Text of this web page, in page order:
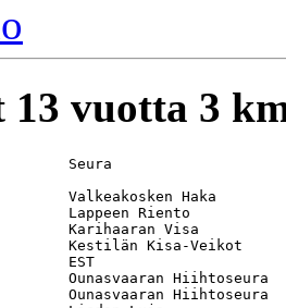
13 vuotta 3
Seura
Valkeakosken Haka
Lappeen Riento
Karihaaran Visa
Kestilän Kisa-Veikot
EST
Ounasvaaran Hiihtoseura
Ounasvaaran Hiihtoseura